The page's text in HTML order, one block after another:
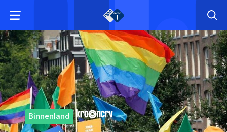
Binnenland